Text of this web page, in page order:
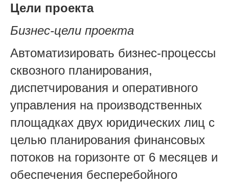
Цели проекта
Бизнес-цели проекта
Автоматизировать бизнес-процессы
сквозного планирования,
диспетчирования и оперативного
управления на производственных
площадках двух юридических лиц с
целью планирования финансовых
потоков на горизонте от 6 месяцев и
обеспечения бесперебойного